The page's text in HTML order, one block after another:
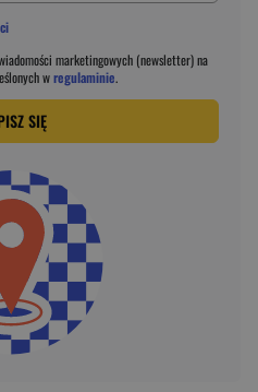
marketingowych (newsletter) na
wregulaminie.
SIĘ